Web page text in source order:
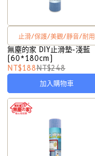
止滑/保護/美觀/靜音/耐用
無塵的家 DIY止滑墊-淺藍
(60*180cm)
NT$188NT$248
加入購物車